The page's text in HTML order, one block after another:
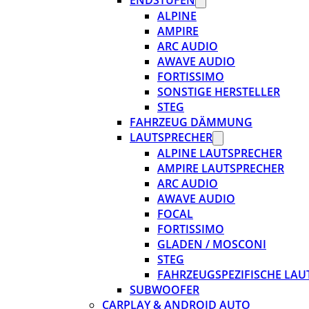
ALPINE
AMPIRE
ARC AUDIO
AWAVE AUDIO
FORTISSIMO
SONSTIGE HERSTELLER
STEG
FAHRZEUG DÄMMUNG
LAUTSPRECHER
ALPINE LAUTSPRECHER
AMPIRE LAUTSPRECHER
ARC AUDIO
AWAVE AUDIO
FOCAL
FORTISSIMO
GLADEN / MOSCONI
STEG
FAHRZEUGSPEZIFISCHE
SUBWOOFER
CARPLAY & ANDROID AUTO